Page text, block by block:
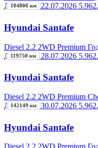
Добавлен:22.07.2026
104800 км
Hyundai Santafe
Diesel 2.2 2WD Premium
Добавлен: 28.07.2026
119750 км
Hyundai Santafe
Diesel 2.2 2WD Premium
Добавлен:30.07.2026
142149 км
Hyundai Santafe